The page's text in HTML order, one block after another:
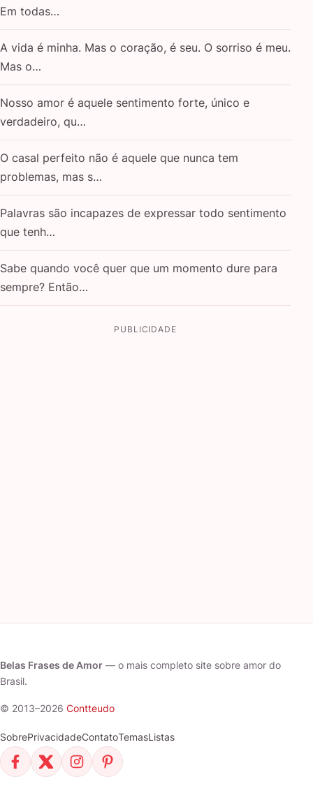
Em todas…
A vida é minha. Mas o coração, é seu. O sorriso é meu.
Mas o…
Nosso amor é aquele sentimento forte, único e
verdadeiro, qu…
O casal perfeito não é aquele que nunca tem
problemas, mas s…
Palavras são incapazes de expressar todo sentimento
que tenh…
Sabe quando você quer que um momento dure para
sempre? Então…
PUBLICIDADE
Belas Frases de Amor — o mais completo site sobre amor do
Brasil.
© 2013–2026 Contteudo
SobrePrivacidadeContatoTemasListas